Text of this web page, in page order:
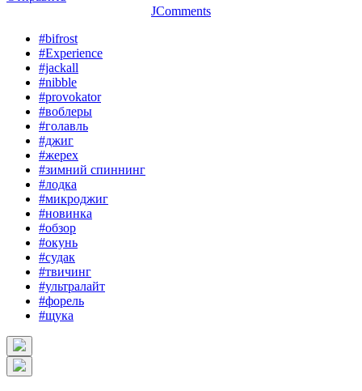
JComments
#bifrost
#Experience
#jackall
#nibble
#provokator
#воблеры
#голавль
#джиг
#жерех
#зимний спиннинг
#лодка
#микроджиг
#новинка
#обзор
#окунь
#судак
#твичинг
#ультралайт
#форель
#щука